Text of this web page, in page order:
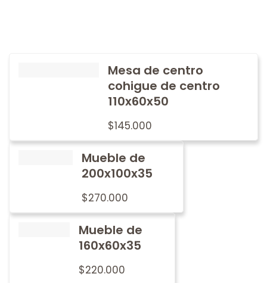
Mesa de centro
cohigue de centro
110x60x50
$145.000
Mueble de
200x100x35
$270.000
Mueble de
160x60x35
$220.000